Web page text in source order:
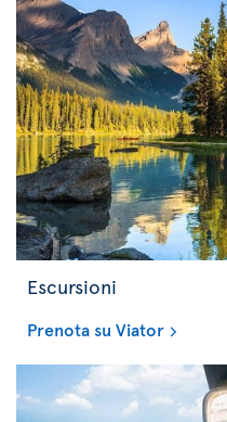
Escursioni
Prenota su Viator